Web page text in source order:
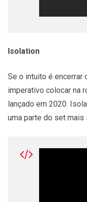
Isolation
Se o intuito é encerrar
imperativo colocar na
lançado em 2020.
uma parte do set